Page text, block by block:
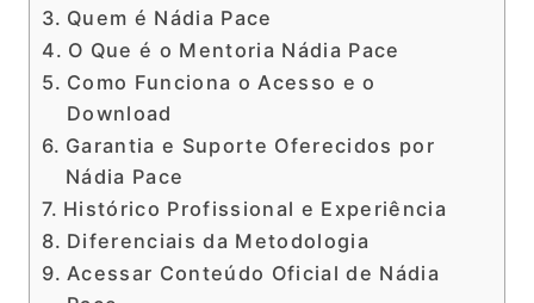
Quem é Nádia Pace
O Que é o Mentoria Nádia Pace
Como Funciona o Acesso e o
Download
Garantia e Suporte Oferecidos por
Nádia Pace
Histórico Profissional e Experiência
Diferenciais da Metodologia
Acessar Conteúdo Oficial de Nádia